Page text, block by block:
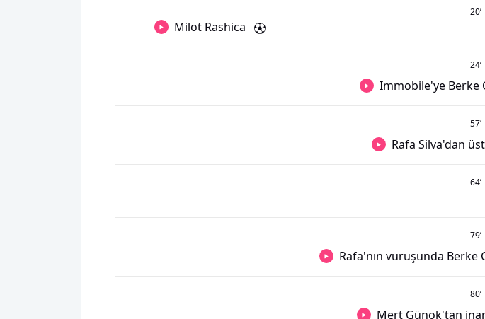
20’
Milot Rashica
24’
Immobile'ye Berke
57’
Rafa Silva'dan
64’
79’
Rafa'nın vuruşunda Berke
80’
Mert Günok'tan